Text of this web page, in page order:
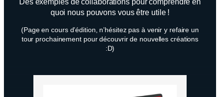
quoi nous pouvons vous être utile !
(Page en cours d’édition, n’hésitez pas à venir y refaire un
tour prochainement pour découvrir de nouvelles créations
:D)